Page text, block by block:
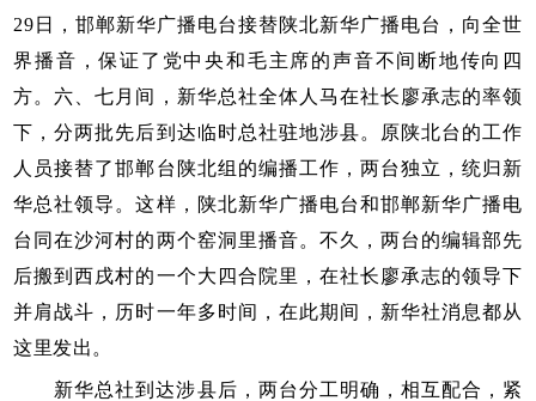
29日，邯郸新华广播电台接替陕北新华广播电台，向全世
界播音，保证了党中央和毛主席的声音不间断地传向四
方。六、七月间，新华总社全体人马在社长廖承志的率领
下，分两批先后到达临时总社驻地涉县。原陕北台的工作
人员接替了邯郸台陕北组的编播工作，两台独立，统归新
华总社领导。这样，陕北新华广播电台和邯郸新华广播电
台同在沙河村的两个窑洞里播音。不久，两台的编辑部先
后搬到西戌村的一个大四合院里，在社长廖承志的领导下
并肩战斗，历时一年多时间，在此期间，新华社消息都从
这里发出。
新华总社到达涉县后，两台分工明确，相互配合，紧